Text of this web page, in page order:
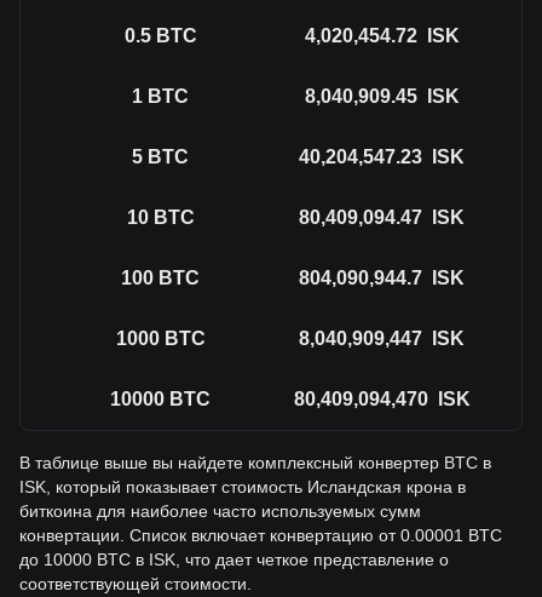
0.5 BTC 4,020,454.72 ISK
1 BTC 8,040,909.45 ISK
5 BTC 40,204,547.23 ISK
10 BTC 80,409,094.47 ISK
100 BTC 804,090,944.7 ISK
1000 BTC 8,040,909,447 ISK
10000 BTC 80,409,094,470 ISK
В таблице выше вы найдете комплексный конвертер BTC в
ISK, который показывает стоимость Исландская крона в
биткоина для наиболее часто используемых сумм
конвертации. Список включает конвертацию от 0.00001 BTC
до 10000 BTC в ISK, что дает четкое представление о
соответствующей стоимости.